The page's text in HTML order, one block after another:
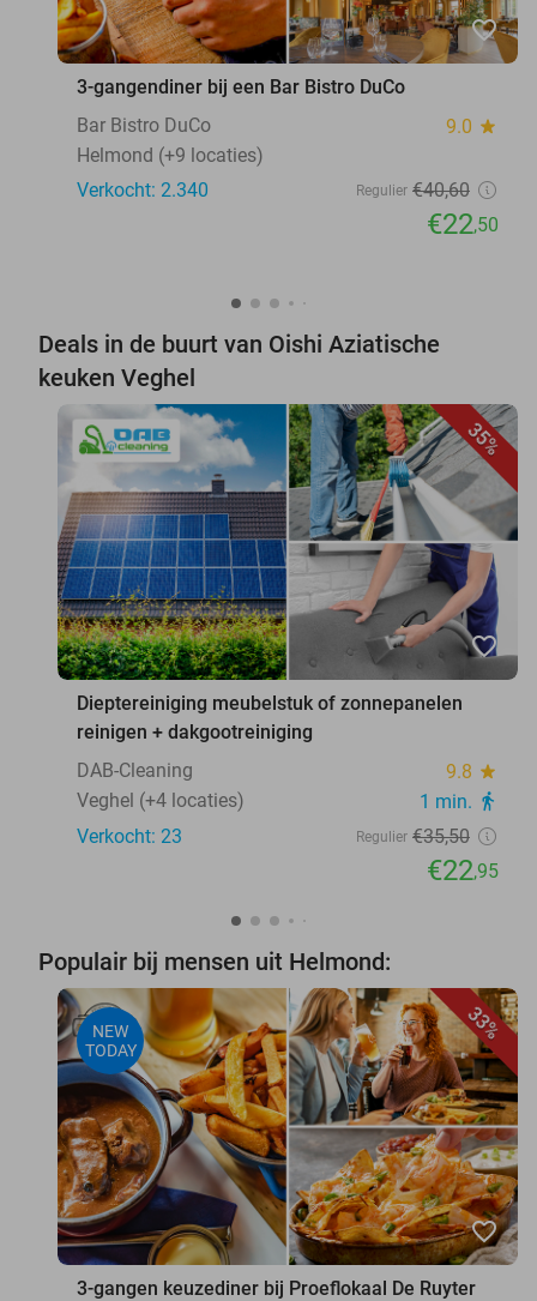
favorite_border
3-gangendiner bij een Bar Bistro DuCo
Bar Bistro DuCo
9.0 star
Helmond (+9 locaties)
Verkocht: 2.340
Regulier €40,60
€22,50
Deals in de buurt van Oishi Aziatische
keuken Veghel
35%
favorite_border
Dieptereiniging meubelstuk of zonnepanelen
reinigen + dakgootreiniging
DAB-Cleaning
9.8 star
Veghel (+4 locaties) 1 min. directions_walk
Verkocht: 23 Regulier €35,50
€22,95
Populair bij mensen uit Helmond:
33%
NEW
TODAY
favorite_border
3-gangen keuzediner bij Proeflokaal De Ruyter